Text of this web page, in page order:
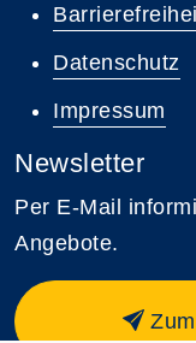
Datenschutz
Impressum
Newsletter
Per E-Mail
Angebote.